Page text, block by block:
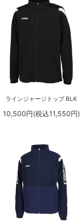
ラインジャージトップ BLK
10,500円(税込11,550円)